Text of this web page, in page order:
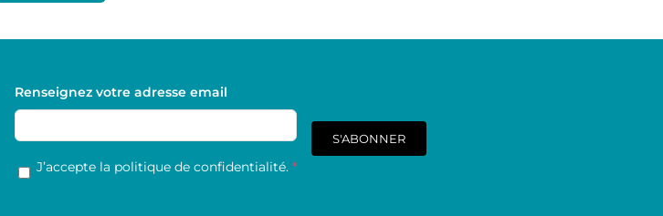
Renseignez votre adresse email
RGPD *
J’accepte la politique de confidentialité. *
S'ABONNER